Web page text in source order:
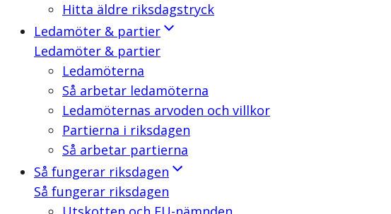
Hitta äldre riksdagstryck
Ledamöter & partier
Ledamöter & partier
Ledamöterna
Så arbetar ledamöterna
Ledamöternas arvoden och villkor
Partierna i riksdagen
Så arbetar partierna
Så fungerar riksdagen
Så fungerar riksdagen